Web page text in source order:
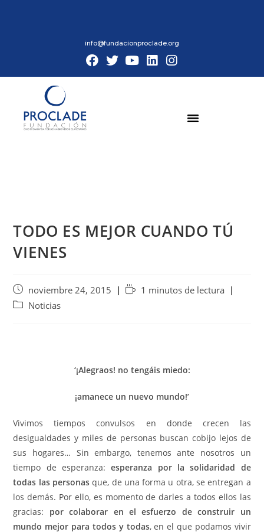
info@fundacionproclade.org
TODO ES MEJOR CUANDO TÚ
VIENES
noviembre 24, 2015
1 minutos de lectura
Noticias
‘¡Alegraos! no tengáis miedo:
¡amanece un nuevo mundo!’
Vivimos tiempos convulsos en donde crecen las
desigualdades y miles de personas buscan cobijo lejos de
sus hogares… Sin embargo, tenemos ante nosotros un
tiempo de esperanza:esperanza por la solidaridad de
todas las personas que, de una forma u otra, se entregan a
los demás. Por ello, es momento de darles a todos ellos las
gracias: por colaborar en el esfuerzo de construir un
mundo mejor para todos y todas, en el que podamos vivir